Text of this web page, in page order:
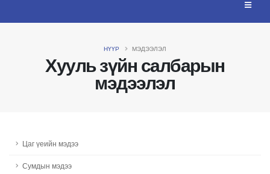
Хууль зүйн салбарын
мэдээлэл
НҮҮР МЭДЭЭЛЭЛ
Цаг үеийн мэдээ
Сумдын мэдээ